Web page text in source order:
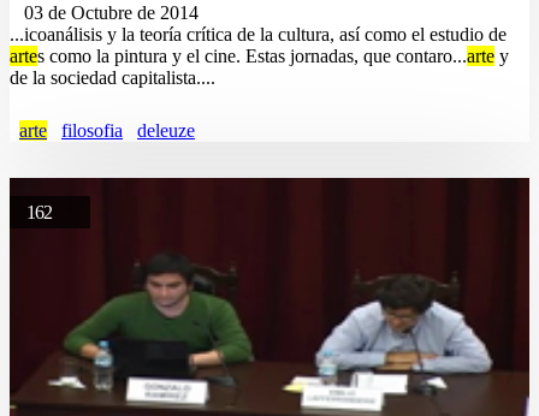
03 de Octubre de 2014
...icoanálisis y la teoría crítica de la cultura, así como el estudio de
artes como la pintura y el cine. Estas jornadas, que contaro...arte y
de la sociedad capitalista....
arte filosofia deleuze
162